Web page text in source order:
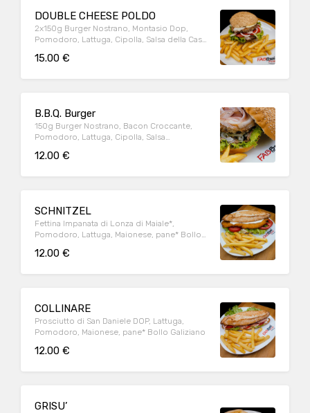
DOUBLE CHEESE POLDO
2x150g Burger Nostrano, Montasio Dop,
Pomodoro, Lattuga, Cipolla, Salsa della Casa,
15.00 €
B.B.Q. Burger
150g Burger Nostrano, Bacon Croccante,
Pomodoro, Lattuga, Cipolla, Salsa
12.00 €
SCHNITZEL
Fettina Impanata di Lonza di Maiale*,
Pomodoro, Lattuga, Maionese, pane* Bollo
12.00 €
COLLINARE
Prosciutto di San Daniele DOP, Lattuga,
Pomodoro, Maionese, pane* Bollo Galiziano
12.00 €
GRISU’